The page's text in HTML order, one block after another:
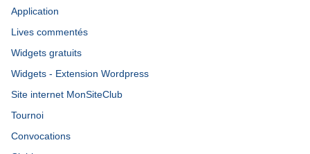
Application
Lives commentés
Widgets gratuits
Widgets - Extension Wordpress
Site internet MonSiteClub
Tournoi
Convocations